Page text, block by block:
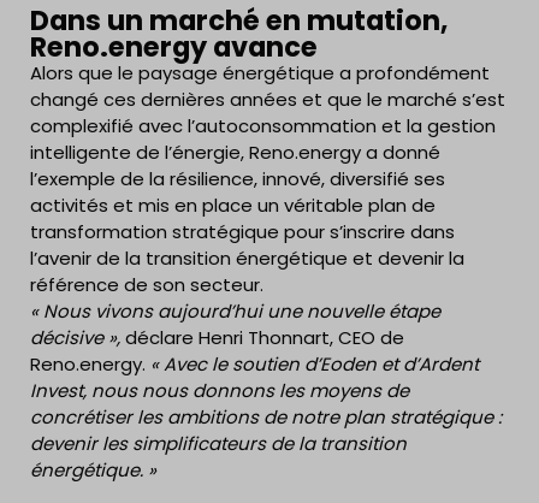
Dans un marché en mutation,
Reno.energy avance
Alors que le paysage énergétique a profondément
changé ces dernières années et que le marché s’est
complexifié avec l’autoconsommation et la gestion
intelligente de l’énergie, Reno.energy a donné
l’exemple de la résilience, innové, diversifié ses
activités et mis en place un véritable plan de
transformation stratégique pour s’inscrire dans
l’avenir de la transition énergétique et devenir la
référence de son secteur.
​​« Nous vivons aujourd’hui une nouvelle étape
décisive »,déclare Henri Thonnart, CEO de
Reno.energy. « Avec le soutien d’Eoden et d’Ardent
Invest, nous nous donnons les moyens de
concrétiser les ambitions de notre plan stratégique :
devenir les simplificateurs de la transition
énergétique. »